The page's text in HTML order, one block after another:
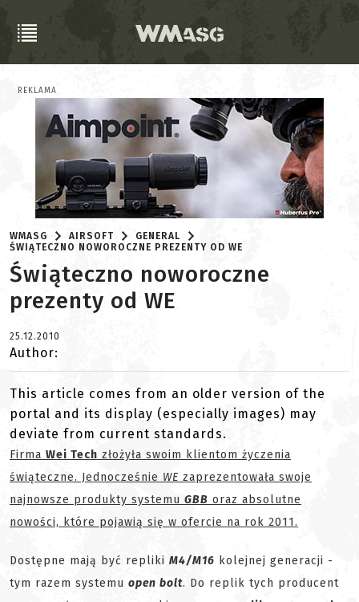
REKLAMA
WMASG AIRSOFT
GENERAL
ŚWIĄTECZNO NOWOROCZNE PREZENTY OD WE
Świąteczno noworoczne
prezenty od WE
25.12.2010
Author:
This article comes from an older version of the
portal and its display (especially images) may
deviate from current standards.
Firma Wei Tech złożyła swoim klientom życzenia
świąteczne. Jednocześnie WE zaprezentowała swoje
najnowsze produkty systemu GBB oraz absolutne
nowości, które pojawią się w ofercie na rok 2011.
Dostępne mają być repliki M4/M16 kolejnej generacji -
tym razem systemu open bolt. Do replik tych producent